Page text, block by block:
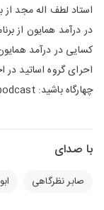
کسایی در درآمد
احرای گروه اساتید
چهارگاه باشید: https://hamibash.com/4gah.podcast
با صدای
صابر نظرگاهی